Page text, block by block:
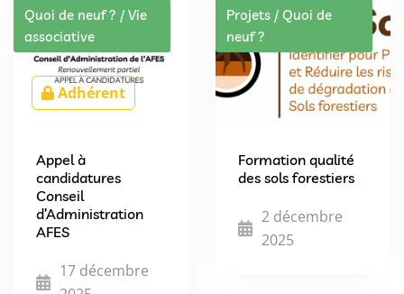
Quoi de neuf ? / Vie
associative
Adhérent
Appel à
candidatures
Conseil
d’Administration
AFES
17 décembre
Projets / Quoi de
neuf ?
Formation qualité
des sols forestiers
2 décembre
2025